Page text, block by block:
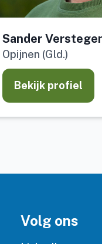
Sander
Opijnen (Gld.)
Bekijk profiel
Volg ons